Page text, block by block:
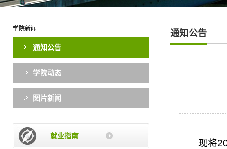
学院新闻
通知公告
学院动态
图片新闻
就业指南
通知公告
现将